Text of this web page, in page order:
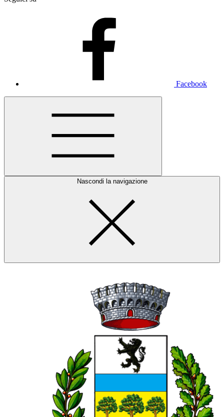
Facebook
Nascondi la navigazione